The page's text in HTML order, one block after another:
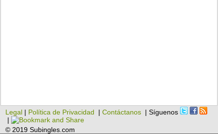
Legal | Política de Privacidad |Contáctanos | Síguenos
|
© 2019 Subingles.com